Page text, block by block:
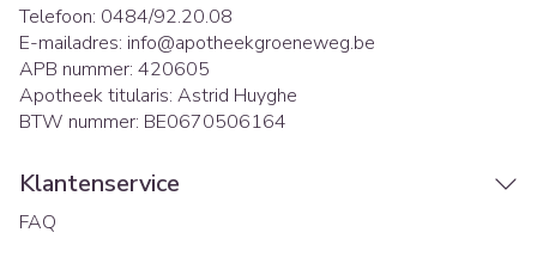
Telefoon: 0484/92.20.08
E-mailadres: info@apotheekgroeneweg.be
APB nummer: 420605
Apotheek titularis: Astrid Huyghe
BTW nummer: BE0670506164
Klantenservice
FAQ